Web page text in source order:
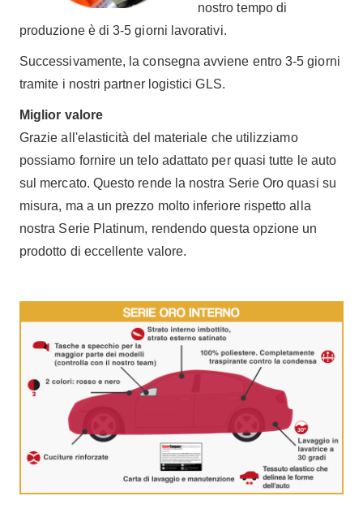
nostro tempo di
produzione è di 3-5 giorni lavorativi.
Successivamente, la consegna avviene entro 3-5 giorni
tramite i nostri partner logistici GLS.
Miglior valore
Grazie all'elasticità del materiale che utilizziamo
possiamo fornire un telo adattato per quasi tutte le auto
sul mercato. Questo rende la nostra Serie Oro quasi su
misura, ma a un prezzo molto inferiore rispetto alla
nostra Serie Platinum, rendendo questa opzione un
prodotto di eccellente valore.